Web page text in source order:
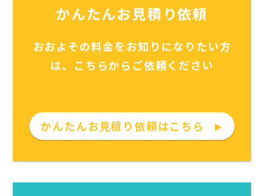
かんたんお見積り依頼
おおよその料金をお知りになりたい方
は、こちらからご依頼ください
かんたんお見積り依頼はこちら ▶